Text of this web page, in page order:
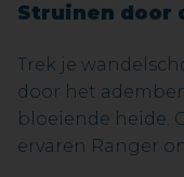
Struinen door
Trek je
door het
bloeiende heide.
ervaren Ranger